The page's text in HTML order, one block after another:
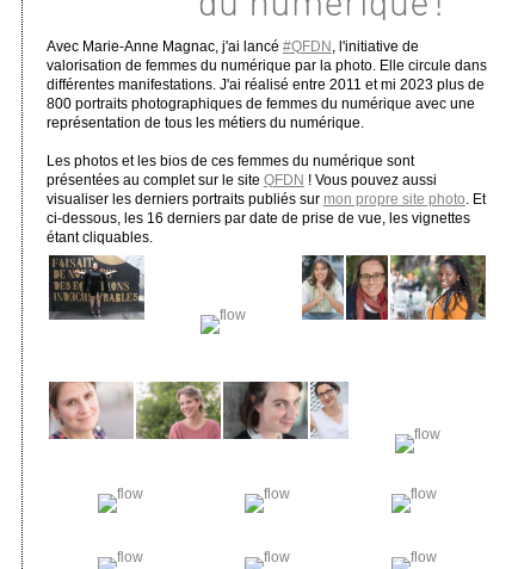
Avec Marie-Anne Magnac, j'ai lancé #QFDN
, l'initiative de
valorisation de femmes du numérique par la photo. Elle circule dans
différentes manifestations. J'ai réalisé entre 2011 et mi 2023 plus de
800 portraits photographiques de femmes du numérique avec une
représentation de tous les métiers du numérique.
Les photos et les bios de ces femmes du numérique sont
présentées au complet sur le site QFDN ! Vous pouvez aussi
visualiser les derniers portraits publiés sur mon propre site photo . Et
ci-dessous, les 16 derniers par date de prise de vue, les vignettes
étant cliquables.